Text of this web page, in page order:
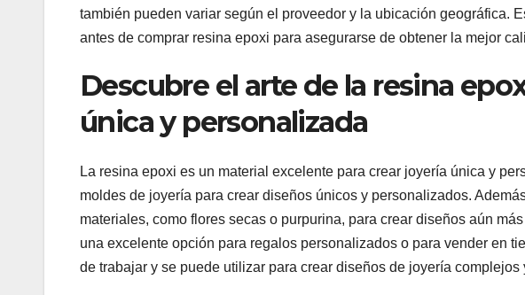
también pueden variar según el proveedor y la ubicación geográfica.
antes de comprar resina epoxi para asegurarse de obtener la mejor
Descubre el arte de la resina
única y personalizada
La resina epoxi es un material excelente para crear joyería única y
moldes de joyería para crear diseños únicos y personalizados.
materiales, como flores secas o purpurina, para crear diseños aún
una excelente opción para regalos personalizados o para vender en
de trabajar y se puede utilizar para crear diseños de joyería complejos